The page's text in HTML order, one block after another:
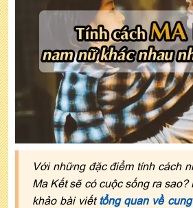
Với những đặc điểm tính cách
Ma Kết sẽ có cuộc sống ra
khảo bài viết tổng quan về